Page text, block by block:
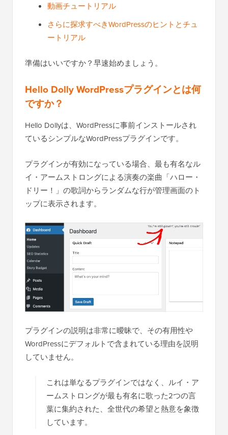
動画チュートリアル
さらに探求すべきWordPressのヒントとチュ
ートリアル
準備はいいですか？早速始めましょう。
Hello Dolly WordPressプラグインとは何
ですか？
Hello Dollyは、WordPressに事前インストールされ
ているシンプルなWordPressプラグインです。
プラグインが有効になっている場合、最も有名なル
イ・アームストロングによる演奏の楽曲「ハロー・
ドリー！」の歌詞からランダムな行が管理画面のト
ップに表示されます。
プラグインの説明は非常に曖昧で、その有用性や
WordPressにデフォルトで含まれている理由を説明
していません。
これは単なるプラグインではなく、ルイ・ア
ームストロングが最も有名に歌った2つの言
葉に集約された、全世代の希望と熱意を象徴
しています。